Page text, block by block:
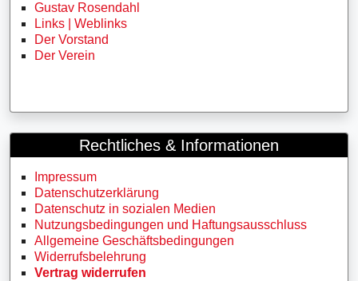
Gustav Rosendahl
Links | Weblinks
Der Vorstand
Der Verein
Rechtliches & Informationen
Impressum
Datenschutzerklärung
Datenschutz in sozialen Medien
Nutzungsbedingungen und Haftungsausschluss
Allgemeine Geschäftsbedingungen
Widerrufsbelehrung
Vertrag widerrufen